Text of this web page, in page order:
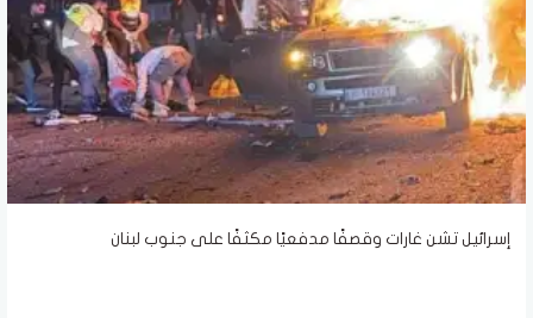
إسرائيل تشن غارات وقصفًا مدفعيًا مكثفًا على جنوب لبنان